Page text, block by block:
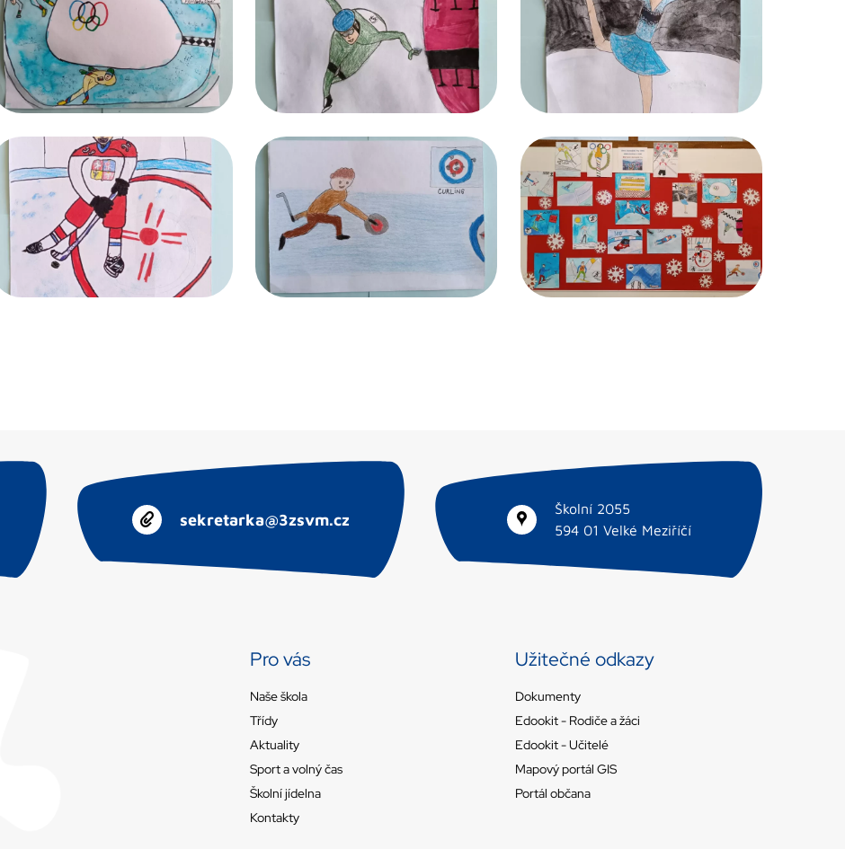
sekretarka@3zsvm.cz
Školní 2055
594 01 Velké Meziříčí
Pro vás
Naše škola
Třídy
Aktuality
Sport a volný čas
Školní jídelna
Kontakty
Užitečné odkazy
Dokumenty
Edookit - Rodiče a žáci
Edookit - Učitelé
Mapový portál GIS
Portál občana